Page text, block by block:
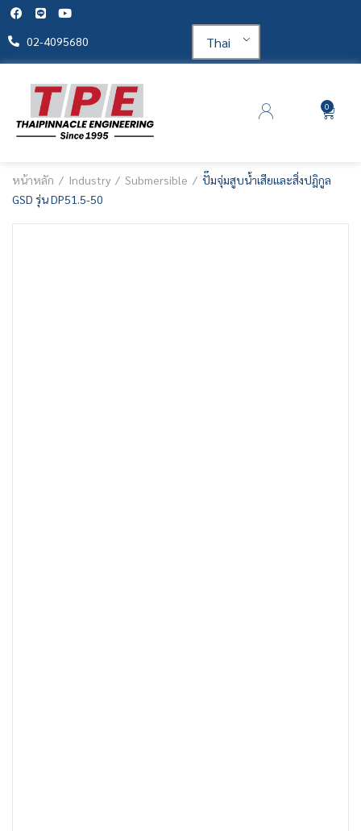
02-4095680 Thai
0
หน้าหลัก Industry Submersible
ปั๊มจุ่มสูบน้ำเสียและสิ่งปฎิกูล
GSD รุ่น DP51.5-50